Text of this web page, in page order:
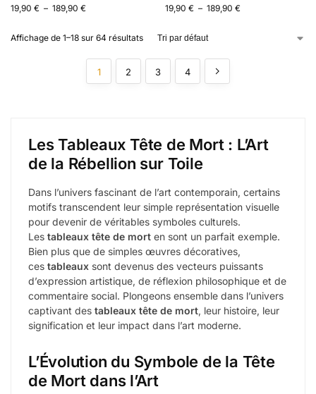
19,90 € – 189,90 € 19,90 € – 189,90 €
Affichage de 1–18 sur 64 résultats
1 2 3 4
Les Tableaux Tête de Mort : L’Art
de la Rébellion sur Toile
Dans l’univers fascinant de l’art contemporain, certains
motifs transcendent leur simple représentation visuelle
pour devenir de véritables symboles culturels.
Les tableaux tête de mort en sont un parfait exemple.
Bien plus que de simples œuvres décoratives,
ces tableaux sont devenus des vecteurs puissants
d’expression artistique, de réflexion philosophique et de
commentaire social. Plongeons ensemble dans l’univers
captivant des tableaux tête de mort, leur histoire, leur
signification et leur impact dans l’art moderne.
L’Évolution du Symbole de la Tête
de Mort dans l’Art